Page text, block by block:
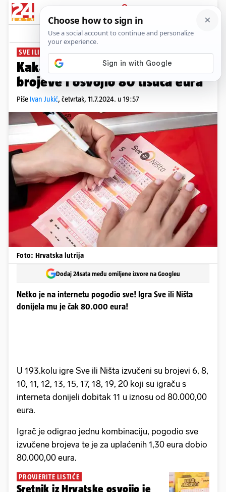
PRIJAVA
News Komentari
SVE ILI NIŠTA
Kakav sretnik! Pogodio sve
brojeve i osvojio 80 tisuća eura
Piše Ivan Jukić, četvrtak, 11.7.2024. u 19:57
Foto: Hrvatska lutrija
Dodaj 24sata među omiljene izvore na Googleu
Netko je na internetu pogodio sve! Igra Sve ili Ništa
donijela mu je čak 80.000 eura!
U 193.kolu igre Sve ili Ništa izvučeni su brojevi 6, 8,
10, 11, 12, 13, 15, 17, 18, 19, 20 koji su igraču s
interneta donijeli dobitak 11 u iznosu od 80.000,00
eura.
Igrač je odigrao jednu kombinaciju, pogodio sve
izvučene brojeva te je za uplaćenih 1,30 eura dobio
80.000,00 eura.
PROVJERITE LISTIĆE
Sretnik iz Hrvatske osvojio je